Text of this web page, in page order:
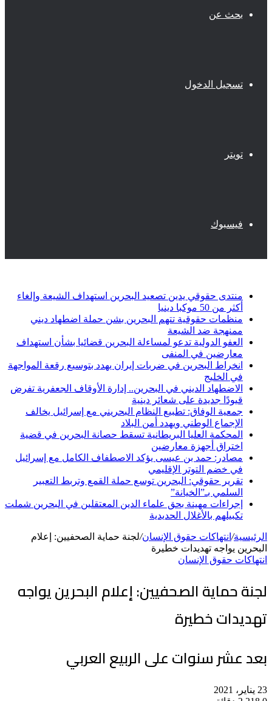
بحث عن
تسجيل الدخول
تويتر
فيسبوك
منتدى حقوقي يدين تصعيد البحرين استهداف الشيعة وإلغاء
أكثر من 50 موكبا دينيا
منظمات حقوقية تتهم البحرين بشن حملة اضطهاد ديني
ممنهجة ضد الشيعة
العفو الدولية تدعو لمساءلة البحرين قضائيا بشأن استهداف
معارضين في المنفى
انخراط البحرين في ضربات إيران يهدد بتوسيع رقعة المواجهة
في الخليج
الاضطهاد الديني في البحرين.. إدارة الأوقاف الجعفرية تفرض
قيودًا جديدة على شعائر دينية
جمعية الوفاق: تطبيع النظام البحريني مع إسرائيل يخالف
الإجماع الوطني ويهدد أمن البلاد
المحكمة العليا البريطانية تسقط حصانة البحرين في قضية
اختراق أجهزة معارضين
مصادر: حمد بن عيسى يؤكد الاصطفاف الكامل مع إسرائيل
في خضم التوتر الإقليمي
تقرير حقوقي: البحرين توسع حملة القمع وتربط التعبير
السلمي بـ”الخيانة”
إجراءات مهينة بحق علماء الدين المعتقلين في البحرين شملت
تكبيلهم بالأغلال الحديدية
الرئيسية/ انتهاكات حقوق الإنسان/لجنة حماية الصحفيين: إعلام
البحرين يواجه تهديدات خطيرة
انتهاكات حقوق الإنسان
لجنة حماية الصحفيين: إعلام البحرين يواجه
تهديدات خطيرة
بعد عشر سنوات على الربيع العربي
23 يناير، 2021